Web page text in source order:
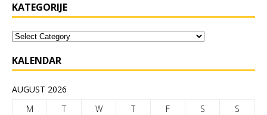
KATEGORIJE
KALENDAR
AUGUST 2026
M
T W T F S
S